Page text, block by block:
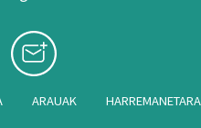
ARAUAK